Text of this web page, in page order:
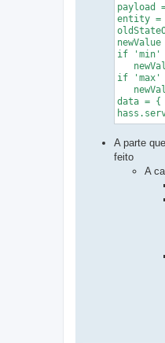
payload
entity =
if 'min'
if 'max'
data =
A parte
feito
A